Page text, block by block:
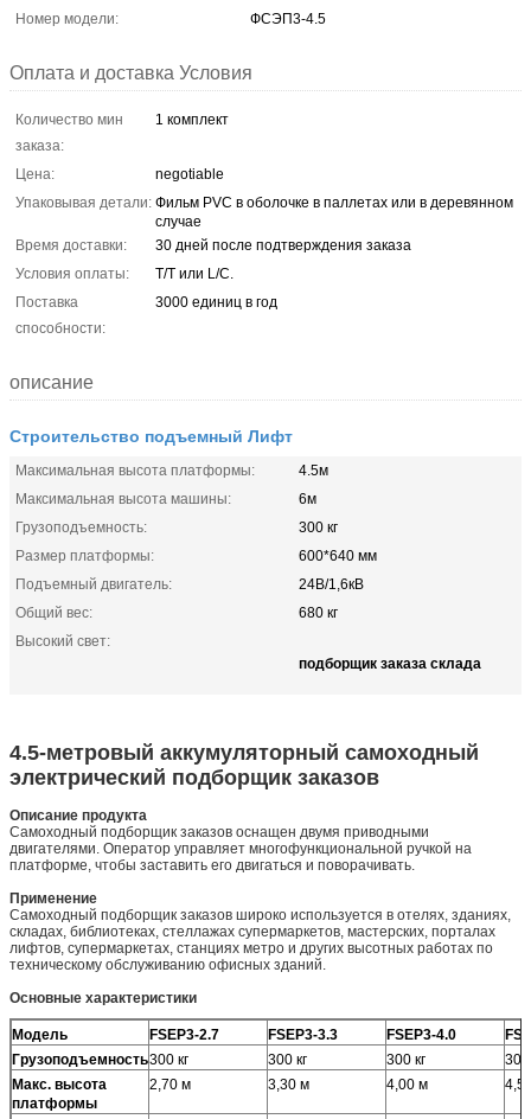
Номер модели:
ФСЭП3-4.5
Оплата и доставка Условия
Количество мин
заказа:
1 комплект
Цена:
negotiable
Упаковывая детали: Фильм PVC в оболочке в паллетах или в деревянном
случае
Время доставки:
30 дней после подтверждения заказа
Условия оплаты:
T/T или L/C.
Поставка
способности:
3000 единиц в год
описание
Строительство подъемный Лифт
Максимальная высота платформы:
4.5м
Максимальная высота машины:
6м
Грузоподъемность:
300 кг
Размер платформы:
600*640 мм
Подъемный двигатель:
24В/1,6кВ
Общий вес:
680 кг
Высокий свет:
подборщик заказа склада
4.5-метровый аккумуляторный самоходный
электрический подборщик заказов
Описание продукта
Самоходный подборщик заказов оснащен двумя приводными
двигателями. Оператор управляет многофункциональной ручкой на
платформе, чтобы заставить его двигаться и поворачивать.
Применение
Самоходный подборщик заказов широко используется в отелях, зданиях,
складах, библиотеках, стеллажах супермаркетов, мастерских, порталах
лифтов, супермаркетах, станциях метро и других высотных работах по
техническому обслуживанию офисных зданий.
Основные характеристики
Модель FSEP3-2.7 FSEP3-3.3 FSEP3-4.0
Грузоподъемность300 кг 300 кг 300 кг
300
Макс. высота
платформы
2,70 м 3,30 м 4,00 м